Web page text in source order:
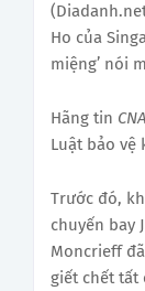
Ho của
miệng’ nói
Hãng tin CNA
Luật bảo vệ
Trước đó,
chuyến bay
Moncrieff
giết chết tất